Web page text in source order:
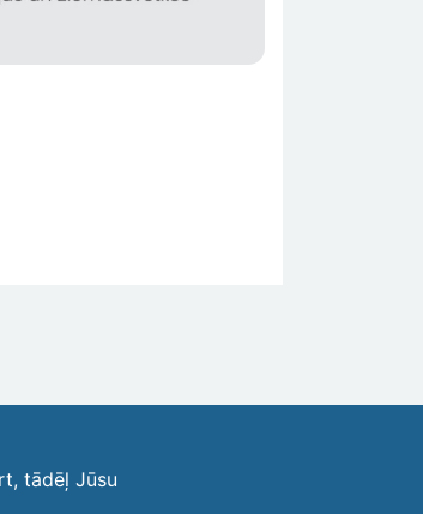
tādēļ Jūsu